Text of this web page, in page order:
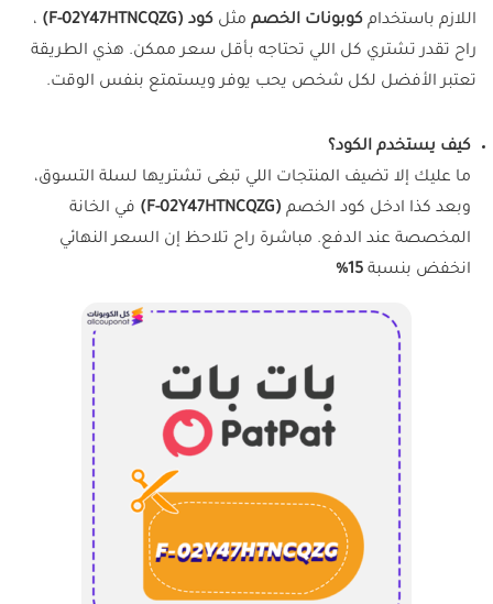
اللازم باستخدام كوبونات الخصم مثل كود (F-02Y47HTNCQZG)
،
راح تقدر تشتري كل اللي تحتاجه بأقل سعر ممكن. هذي الطريقة
تعتبر الأفضل لكل شخص يحب يوفر ويستمتع بنفس الوقت.
كيف يستخدم الكود؟
ما عليك إلا تضيف المنتجات اللي تبغى تشتريها لسلة التسوق،
وبعد كذا ادخل كود الخصم (F-02Y47HTNCQZG)
في الخانة
المخصصة عند الدفع. مباشرة راح تلاحظ إن السعر النهائي
انخفض بنسبة 15%